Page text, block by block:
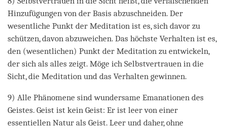
Hinzufügungen von der Basis abzuschneiden. Der
wesentliche Punkt der Meditation ist es, sich davor zu
schützen, davon abzuweichen. Das höchste Verhalten ist es,
den (wesentlichen) Punkt der Meditation zu entwickeln,
der sich als alles zeigt. Möge ich Selbstvertrauen in die
Sicht, die Meditation und das Verhalten gewinnen.
9) Alle Phänomene sind wundersame Emanationen des
Geistes. Geist ist kein Geist: Er ist leer von einer
essentiellen Natur als Geist. Leer und daher, ohne